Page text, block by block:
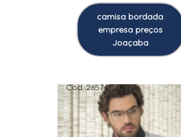
camisa bordada
empresa preços
Joaçaba
Cod.:26574